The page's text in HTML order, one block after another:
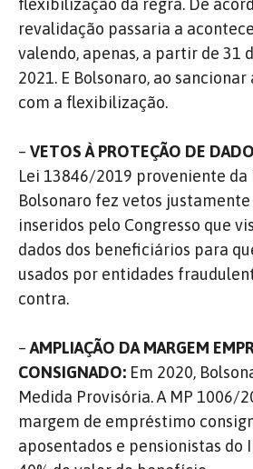
flexibilização da regra. De
revalidação passaria a
valendo, apenas, a partir de 31
2021. E Bolsonaro, ao
com a flexibilização.
– VETOS À PROTEÇÃO DE
Lei 13846/2019 proveniente da
Bolsonaro fez vetos
inseridos pelo Congresso que
dados dos beneficiários para
usados por entidades
contra.
–AMPLIAÇÃO DA MARGEM
CONSIGNADO: Em 2020,
Medida Provisória. A MP 1006/
margem de empréstimo
aposentados e pensionistas do